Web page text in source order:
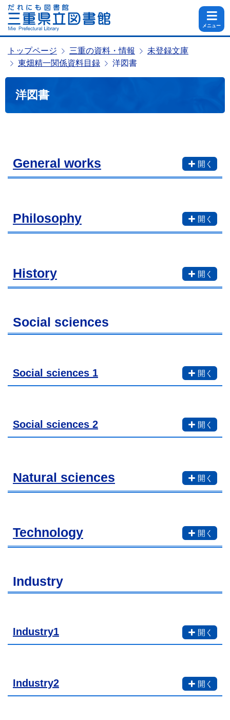
メニュー
トップページ 三重の資料・情報
未登録文庫
東畑精一関係資料目録
洋図書
洋図書
General works
Philosophy
History
Social sciences
Social sciences 1
Social sciences 2
Natural sciences
Technology
Industry
Industry1
Industry2